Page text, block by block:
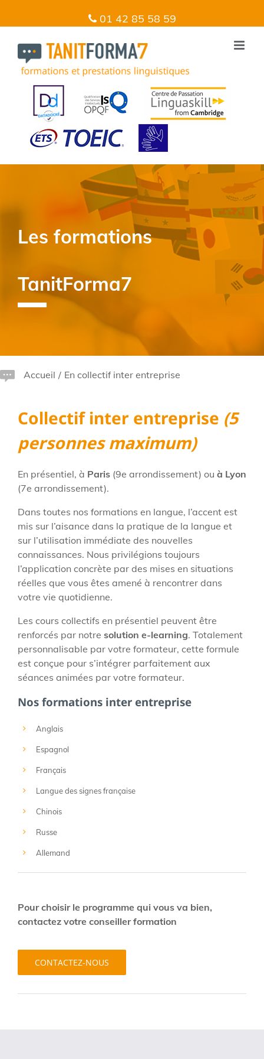
01 42 85 58 59
Les formations
TanitForma7
Accueil / En collectif inter entreprise
Collectif inter entreprise (5
personnes maximum)
En présentiel, à Paris (9e arrondissement) ou à Lyon
(7e arrondissement).
Dans toutes nos formations en langue, l’accent est
mis sur l’aisance dans la pratique de la langue et
sur l’utilisation immédiate des nouvelles
connaissances. Nous privilégions toujours
l’application concrète par des mises en situations
réelles que vous êtes amené à rencontrer dans
votre vie quotidienne.
Les cours collectifs en présentiel peuvent être
renforcés par notre solution e-learning. Totalement
personnalisable par votre formateur, cette formule
est conçue pour s’intégrer parfaitement aux
séances animées par votre formateur.
Nos formations inter entreprise
Anglais
Espagnol
Français
Langue des signes française
Chinois
Russe
Allemand
Pour choisir le programme qui vous va bien,
contactez votre conseiller formation
CONTACTEZ-NOUS